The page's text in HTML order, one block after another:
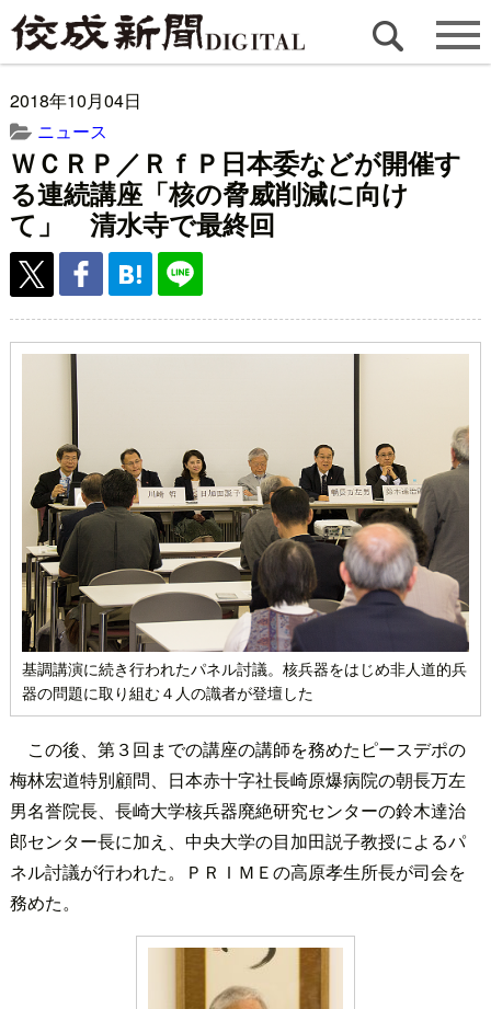
2018年10月04日
ニュース
ＷＣＲＰ／ＲｆＰ日本委などが開催す
る連続講座「核の脅威削減に向け
て」 清水寺で最終回
基調講演に続き行われたパネル討議。核兵器をはじめ非人道的兵
器の問題に取り組む４人の識者が登壇した
この後、第３回までの講座の講師を務めたピースデポの
梅林宏道特別顧問、日本赤十字社長崎原爆病院の朝長万左
男名誉院長、長崎大学核兵器廃絶研究センターの鈴木達治
郎センター長に加え、中央大学の目加田説子教授によるパ
ネル討議が行われた。ＰＲＩＭＥの高原孝生所長が司会を
務めた。